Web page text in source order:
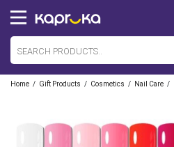
Home / Gift Products / Cosmetics / Nail Care /